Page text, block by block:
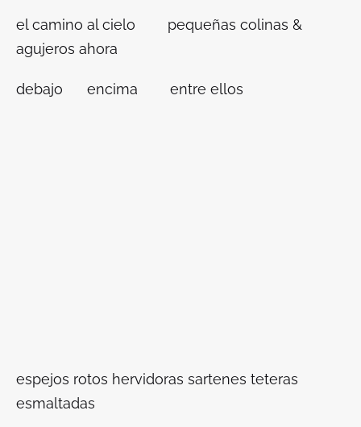
el camino al cielo pequeñas colinas &
agujeros ahora
debajo encima entre ellos
espejos rotos hervidoras sartenes teteras
esmaltadas